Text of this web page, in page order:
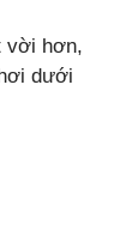
vời hơn,
dưới